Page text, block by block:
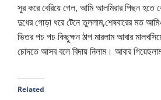
সুর করে বেরিয়ে গেল, আমি আলমিরার পিছন হতে
দুধের গোড়া ধরে টেনে তুললাম,শেষবারের মত
ভিতর পচ পচ কিছুক্ষন ঠাপ মারলাম আবার
চোদতে আসব বলে বিদায় নিলাম। আবার
Related